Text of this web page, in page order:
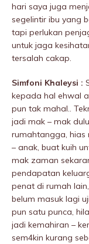
hari saya juga
segelintir ibu yang
tapi perlukan
untuk jaga
tersalah cakap.
Simfoni Khaleysi :
kepada hal ehwal
pun tak mahal..
jadi mak – mak
rumahtangga, hias
– anak, buat kuih
mak zaman
pendapatan
penat di rumah
belum masuk lagi
pun satu punca,
jadi kemahiran –
sem4kin kurang